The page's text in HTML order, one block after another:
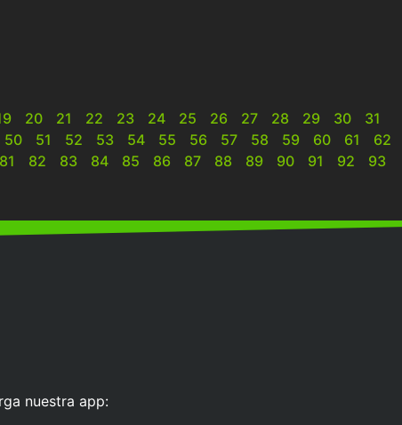
20 21 22 23 24 25 26 27 28 29 30
31
50 51 52 53 54 55 56 57 58 59 60 61
62
81 82 83 84 85 86 87 88 89 90 91 92
93
nuestra app: